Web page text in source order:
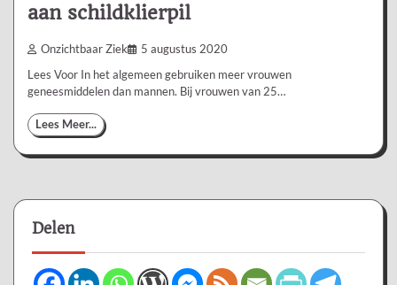
aan schildklierpil
Onzichtbaar Ziek 5 augustus 2020
Lees Voor In het algemeen gebruiken meer vrouwen
geneesmiddelen dan mannen. Bij vrouwen van 25…
Lees Meer...
Delen